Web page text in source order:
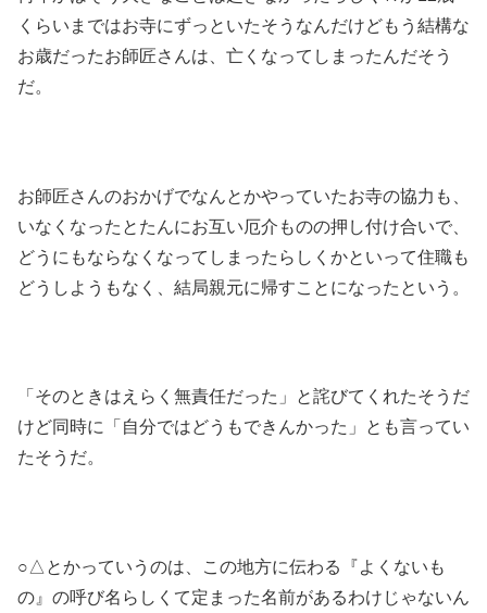
くらいまではお寺にずっといたそうなんだけどもう結構な
お歳だったお師匠さんは、亡くなってしまったんだそう
だ。
お師匠さんのおかげでなんとかやっていたお寺の協力も、
いなくなったとたんにお互い厄介ものの押し付け合いで、
どうにもならなくなってしまったらしくかといって住職も
どうしようもなく、結局親元に帰すことになったという。
「そのときはえらく無責任だった」と詫びてくれたそうだ
けど同時に「自分ではどうもできんかった」とも言ってい
たそうだ。
○△とかっていうのは、この地方に伝わる『よくないも
の』の呼び名らしくて定まった名前があるわけじゃないん